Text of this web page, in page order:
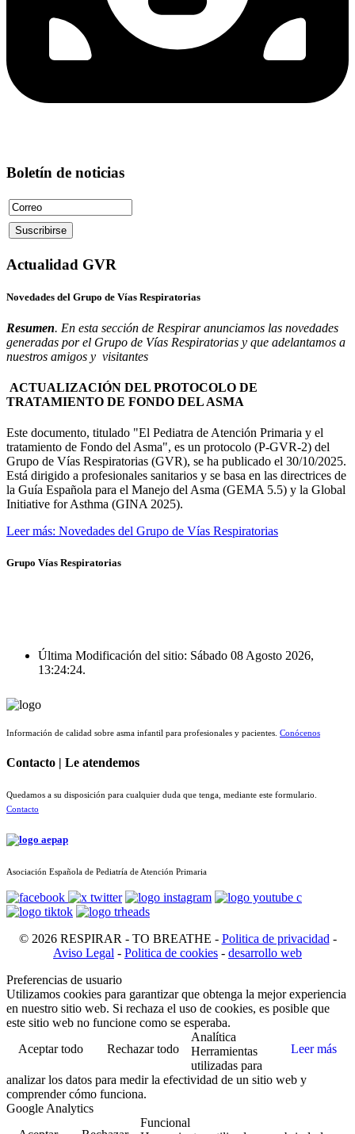
Boletín de noticias
Actualidad GVR
Novedades del Grupo de Vías Respiratorias
Resumen. En esta sección de Respirar anunciamos las novedades
generadas por el Grupo de Vías Respiratorias y que adelantamos a
nuestros amigos y visitantes
ACTUALIZACIÓN DEL PROTOCOLO DE
TRATAMIENTO DE FONDO DEL ASMA
Este documento, titulado "El Pediatra de Atención Primaria y el
tratamiento de Fondo del Asma", es un protocolo (P-GVR-2) del
Grupo de Vías Respiratorias (GVR), se ha publicado el 30/10/2025.
Está dirigido a profesionales sanitarios y se basa en las directrices de
la Guía Española para el Manejo del Asma (GEMA 5.5) y la Global
Initiative for Asthma (GINA 2025).
Leer más: Novedades del Grupo de Vías Respiratorias
Grupo Vías Respiratorias
Última Modificación del sitio: Sábado 08 Agosto 2026,
13:24:24.
Información de calidad sobre asma infantil para profesionales y pacientes. Conócenos
Contacto | Le atendemos
Quedamos a su disposición para cualquier duda que tenga, mediante este formulario.
Contacto
Asociación Española de Pediatría de Atención Primaria
© 2026 RESPIRAR - TO BREATHE - Politica de privacidad -
Aviso Legal - Politica de cookies - desarrollo web
Preferencias de usuario
Utilizamos cookies para garantizar que obtenga la mejor experiencia
en nuestro sitio web. Si rechaza el uso de cookies, es posible que
este sitio web no funcione como se esperaba.
Aceptar todo
Rechazar todo Leer más
Analítica
Herramientas
utilizadas para
analizar los datos para medir la efectividad de un sitio web y
comprender cómo funciona.
Google Analytics
Funcional